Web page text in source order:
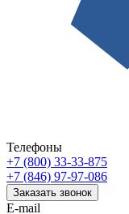
Телефоны
+7 (800) 33-33-875
+7 (846) 97-97-086
Заказать звонок
E-mail